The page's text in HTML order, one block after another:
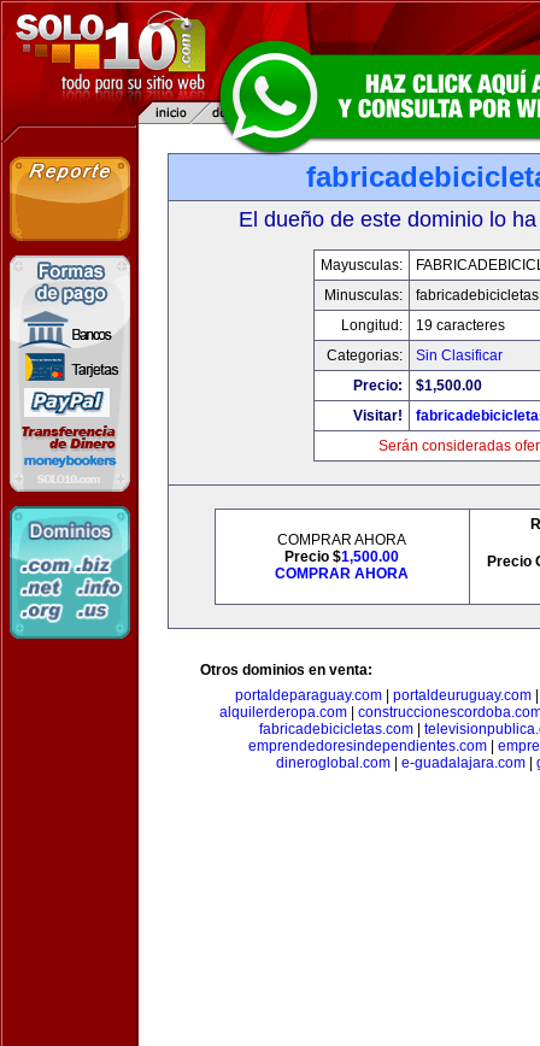
El dueño de este dominio lo
Mayusculas:
Minusculas:
Longitud:
19 caracteres
Categorias:
Sin Clasificar
Precio:
$1,500.00
Visitar!
Serán consideradas
COMPRAR AHORA
Precio $1,500.00
COMPRAR AHORA
Precio
Otros dominios en venta:
portaldeparaguay.com| portaldeuruguay.com
alquilerderopa.com|
fabricadebicicletas.com
emprendedoresindependientes.com|
dineroglobal.com
e-guadalajara.com